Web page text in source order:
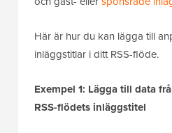
Här är hur du kan lägga till
inläggstitlar i ditt RSS-flöde.
Exempel 1: Lägga till data
RSS-flödets inläggstitel